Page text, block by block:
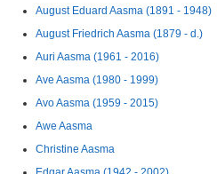
August Eduard Aasma (1891 - 1948)
August Friedrich Aasma (1879 - d.)
Auri Aasma (1961 - 2016)
Ave Aasma (1980 - 1999)
Avo Aasma (1959 - 2015)
Awe Aasma
Christine Aasma